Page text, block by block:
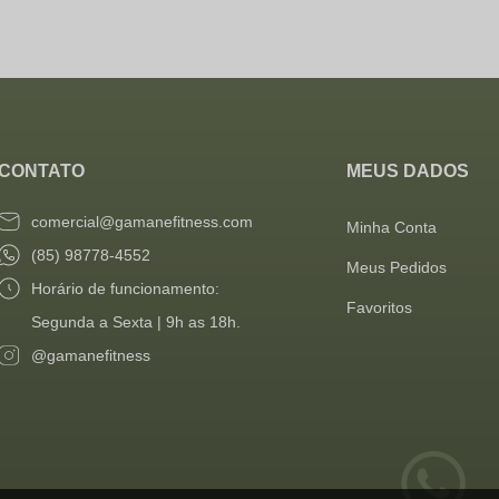
comercial@gamanefitness.com
(85) 98778-4552
⁠Horário de funcionamento:
Segunda a Sexta | 9h as 18h.
@gamanefitness
MEUS DADOS
Minha Conta
Meus Pedidos
Favoritos